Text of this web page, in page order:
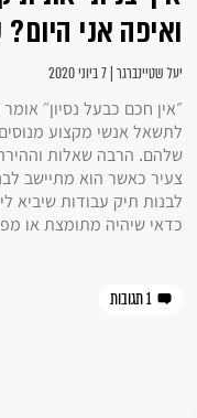
ואיפה אני היום?
יעל שטיינברגר | 7 ביוני 2020
״אין חכם כבעל נסיון״
לתשאל אנשי מקצוע
שלהם. הרבה שאלות
צעיר כאשר הוא מתיישב
לבנות תיק עבודות
כדאי שיהיה מתומצת או
1 תגובות